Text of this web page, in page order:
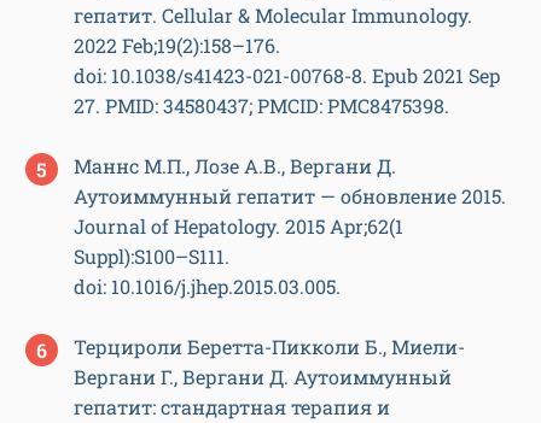
гепатит. Cellular & Molecular Immunology.
2022 Feb;19(2):158–176.
doi: 10.1038/s41423-021-00768-8. Epub 2021 Sep
27. PMID: 34580437; PMCID: PMC8475398.
Маннс М.П., Лозе А.В., Вергани Д.
Аутоиммунный гепатит — обновление 2015.
Journal of Hepatology. 2015 Apr;62(1
Suppl):S100–S111.
doi: 10.1016/j.jhep.2015.03.005.
Терцироли Беретта-Пикколи Б., Миели-
Вергани Г., Вергани Д. Аутоиммунный
гепатит: стандартная терапия и